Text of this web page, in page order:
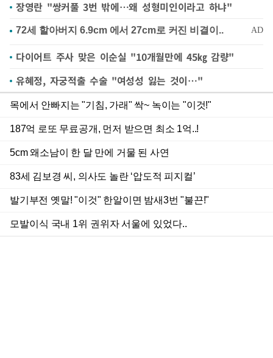
장영란 "쌍커풀 3번 밖에…왜 성형미인이라고 하냐"
다이어트 주사 맞은 이순실 "10개월만에 45㎏ 감량"
유혜정, 자궁적출 수술 "여성성 잃는 것이…"